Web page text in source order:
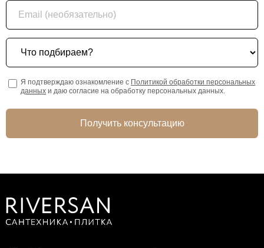
Email (необязательно)
Что подбираем?
Я подтверждаю ознакомление с Политикой обработки персональных
данных и даю согласие на обработку персональных данных.
Получить консультацию